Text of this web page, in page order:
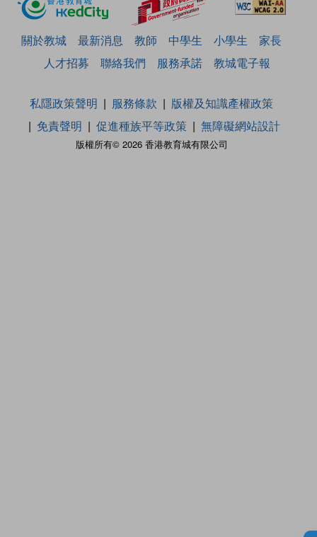
關於教城 最新消息 教師 中學生 小學生
家長
人才招募
聯絡我們 服務承諾 教城電子報
版權所有© 2026 香港教育城有限公司
私隱政策聲明 服務條款
版權及知識產權政策
免責聲明
促進種族平等政策 無障礙網站設計